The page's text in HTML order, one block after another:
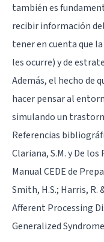
también es
recibir información
tener en cuenta que
les ocurre) y de
Además, el hecho de
hacer pensar al
simulando un
Referencias
Clariana, S.M. y De los
Manual CEDE de
Smith, H.S.; Harris, R.
Afferent Processing
Generalized